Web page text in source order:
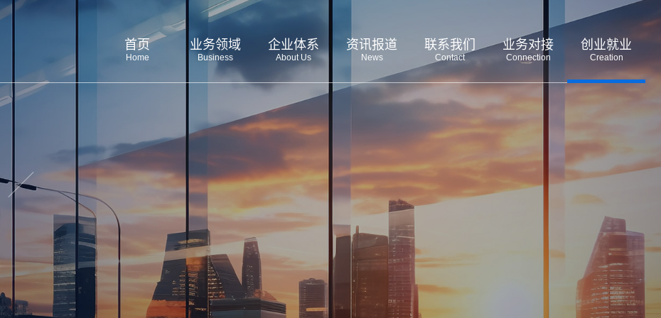
首页
Home
业务领域
Business
企业体系
About Us
资讯报道
News
联系我们
Contact
业务对接
Connection
创业就业
Creation